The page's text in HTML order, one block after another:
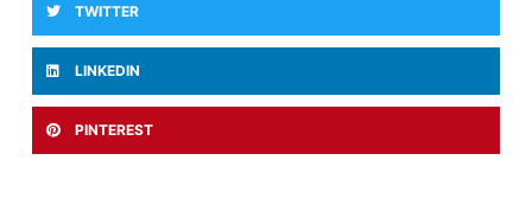
TWITTER
LINKEDIN
PINTEREST